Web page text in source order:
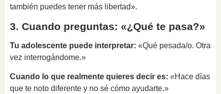
también puedes tener más libertad».
3. Cuando preguntas: «¿Qué te pasa?»
Tu adolescente puede interpretar: «Qué pesada/o. Otra
vez interrogándome.»
Cuando lo que realmente quieres decir es: «Hace días
que te noto diferente y no sé cómo ayudarte.»